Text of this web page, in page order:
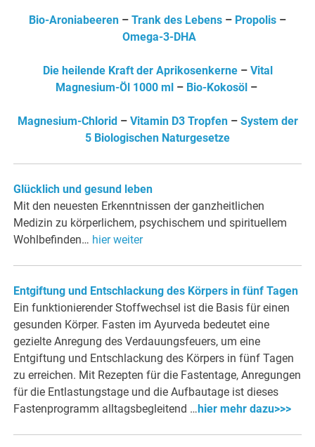
Bio-Aroniabeeren – Trank des Lebens – Propolis –
Omega-3-DHA
Die heilende Kraft der Aprikosenkerne– Vital
Magnesium-Öl 1000 ml – Bio-Kokosöl –
Magnesium-Chlorid – Vitamin D3 Tropfen– System der
5 Biologischen Naturgesetze
Glücklich und gesund leben
Mit den neuesten Erkenntnissen der ganzheitlichen
Medizin zu körperlichem, psychischem und spirituellem
Wohlbefinden… hier weiter
Entgiftung und Entschlackung des Körpers in fünf Tagen
Ein funktionierender Stoffwechsel ist die Basis für einen
gesunden Körper. Fasten im Ayurveda bedeutet eine
gezielte Anregung des Verdauungsfeuers, um eine
Entgiftung und Entschlackung des Körpers in fünf Tagen
zu erreichen. Mit Rezepten für die Fastentage, Anregungen
für die Entlastungstage und die Aufbautage ist dieses
Fastenprogramm alltagsbegleitend … hier mehr dazu>>>